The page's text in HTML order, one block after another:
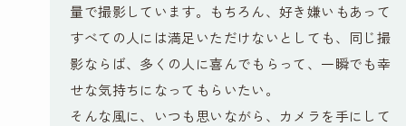
量で撮影しています。もちろん、好き嫌いもあって
すべての人には満足いただけないとしても、同じ撮
影ならば、多くの人に喜んでもらって、一瞬でも幸
せな気持ちになってもらいたい。
そんな風に、いつも思いながら、カメラを手にして